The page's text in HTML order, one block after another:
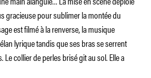
gracieuse pour sublimer la montée du
est filmé à la renverse, la musique
lyrique tandis que ses bras se serrent
collier de perles brisé git au sol. Elle a